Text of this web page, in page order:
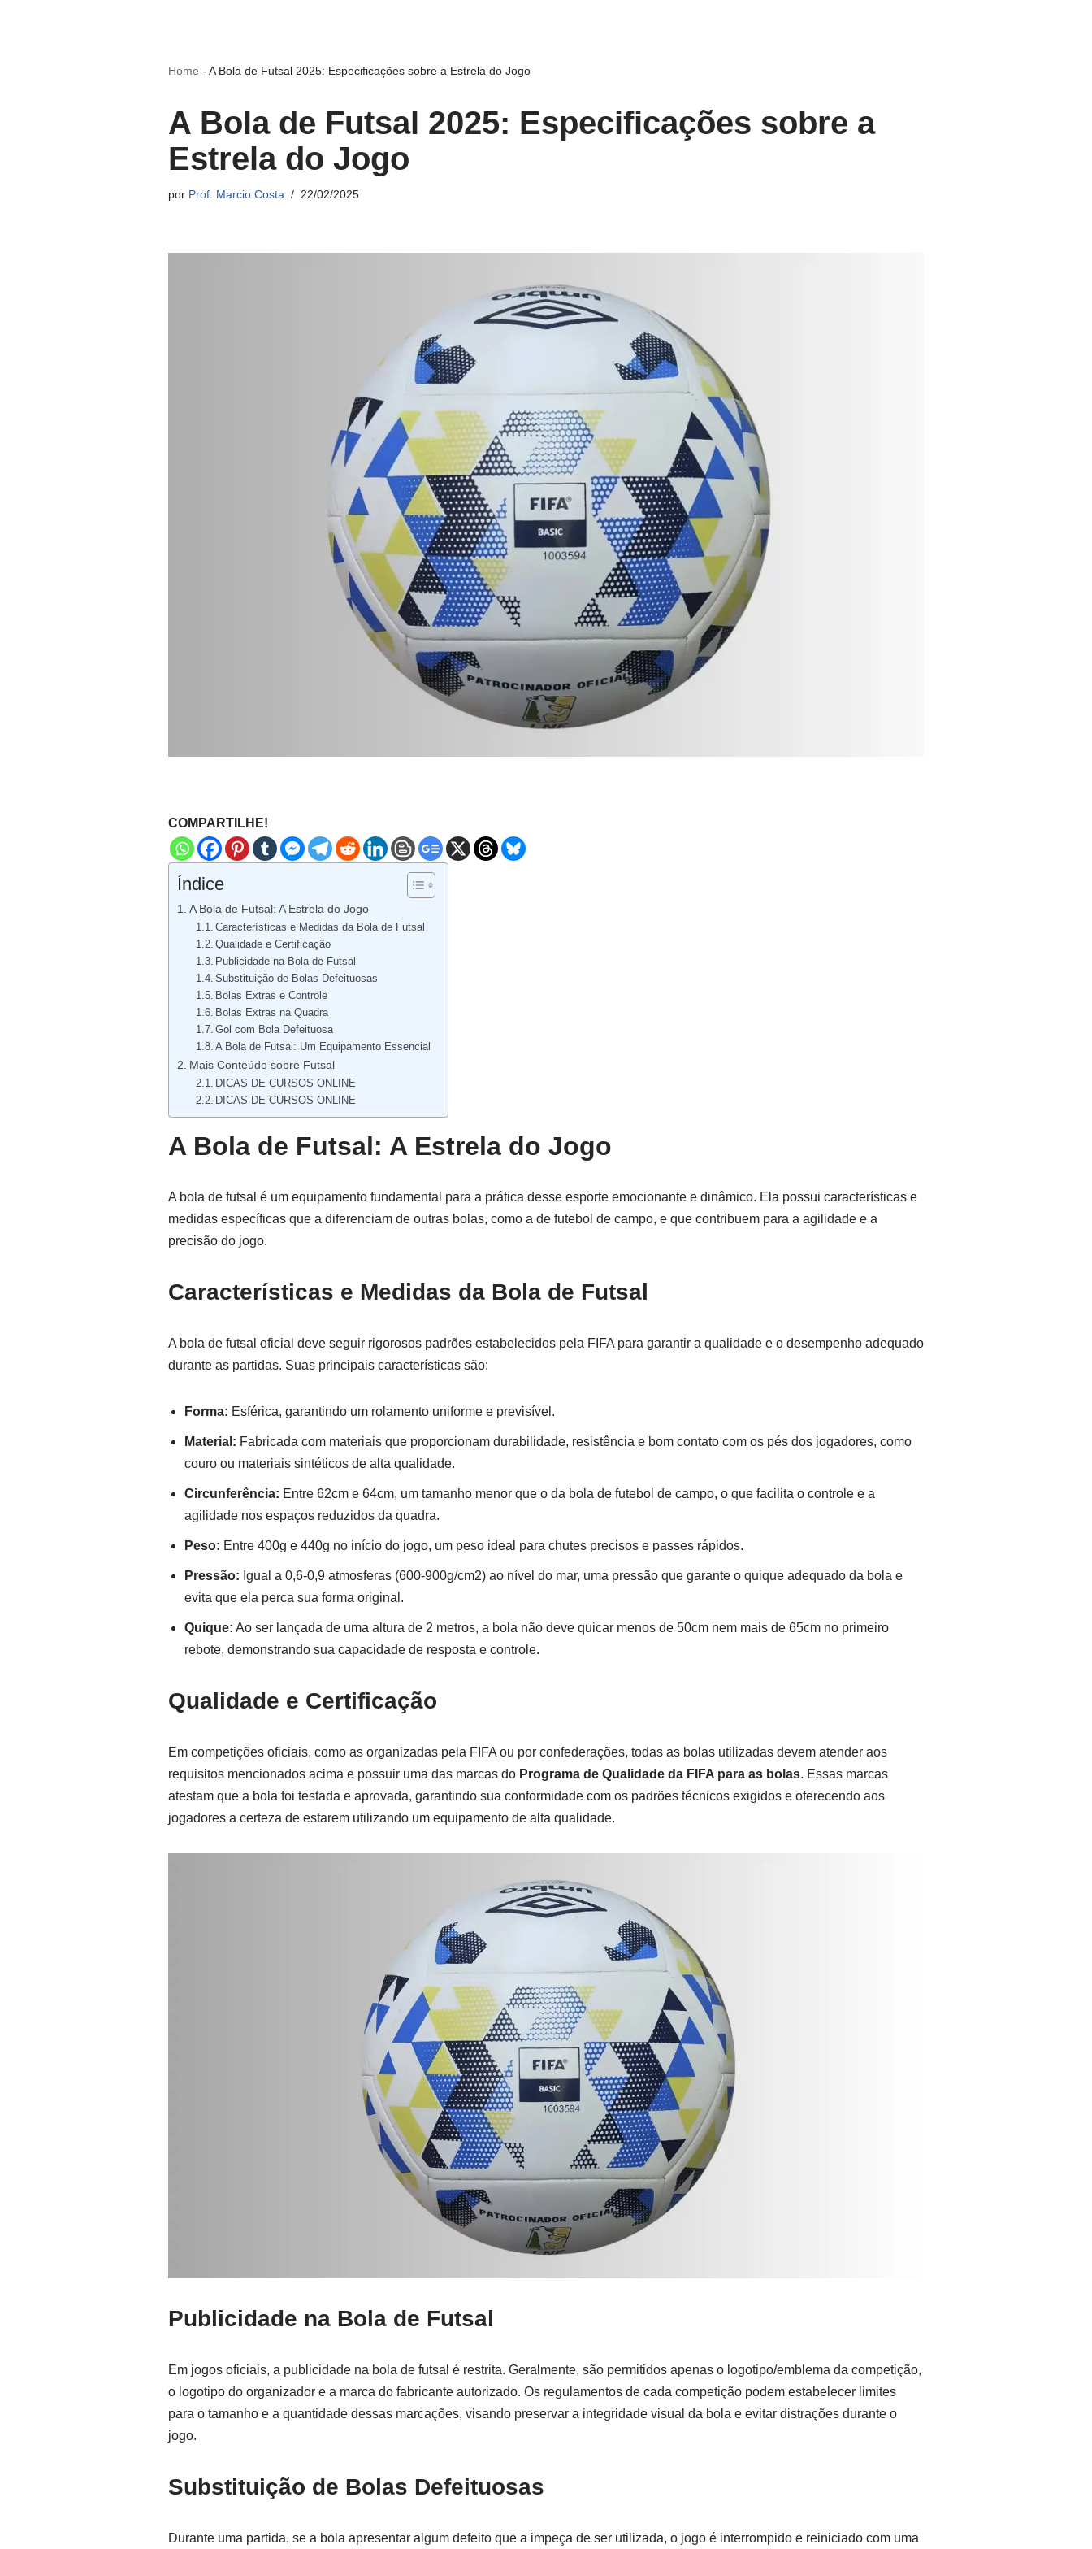
Home - A Bola de Futsal 2025: Especificações sobre a Estrela do Jogo
A Bola de Futsal 2025: Especificações sobre a
Estrela do Jogo
por Prof. Marcio Costa 22/02/2025
COMPARTILHE!
Índice
A Bola de Futsal: A Estrela do Jogo
Características e Medidas da Bola de Futsal
Qualidade e Certificação
Publicidade na Bola de Futsal
Substituição de Bolas Defeituosas
Bolas Extras e Controle
Bolas Extras na Quadra
Gol com Bola Defeituosa
A Bola de Futsal: Um Equipamento Essencial
Mais Conteúdo sobre Futsal
DICAS DE CURSOS ONLINE
DICAS DE CURSOS ONLINE
A Bola de Futsal: A Estrela do Jogo
A bola de futsal é um equipamento fundamental para a prática desse esporte emocionante e dinâmico. Ela possui características e
medidas específicas que a diferenciam de outras bolas, como a de futebol de campo, e que contribuem para a agilidade e a
precisão do jogo.
Características e Medidas da Bola de Futsal
A bola de futsal oficial deve seguir rigorosos padrões estabelecidos pela FIFA para garantir a qualidade e o desempenho adequado
durante as partidas. Suas principais características são:
Forma: Esférica, garantindo um rolamento uniforme e previsível.
Material: Fabricada com materiais que proporcionam durabilidade, resistência e bom contato com os pés dos jogadores, como
couro ou materiais sintéticos de alta qualidade.
Circunferência: Entre 62cm e 64cm, um tamanho menor que o da bola de futebol de campo, o que facilita o controle e a
agilidade nos espaços reduzidos da quadra.
Peso: Entre 400g e 440g no início do jogo, um peso ideal para chutes precisos e passes rápidos.
Pressão: Igual a 0,6-0,9 atmosferas (600-900g/cm2) ao nível do mar, uma pressão que garante o quique adequado da bola e
evita que ela perca sua forma original.
Quique: Ao ser lançada de uma altura de 2 metros, a bola não deve quicar menos de 50cm nem mais de 65cm no primeiro
rebote, demonstrando sua capacidade de resposta e controle.
Qualidade e Certificação
Em competições oficiais, como as organizadas pela FIFA ou por confederações, todas as bolas utilizadas devem atender aos
requisitos mencionados acima e possuir uma das marcas do Programa de Qualidade da FIFA para as bolas. Essas marcas
atestam que a bola foi testada e aprovada, garantindo sua conformidade com os padrões técnicos exigidos e oferecendo aos
jogadores a certeza de estarem utilizando um equipamento de alta qualidade.
Publicidade na Bola de Futsal
Em jogos oficiais, a publicidade na bola de futsal é restrita. Geralmente, são permitidos apenas o logotipo/emblema da competição,
o logotipo do organizador e a marca do fabricante autorizado. Os regulamentos de cada competição podem estabelecer limites
para o tamanho e a quantidade dessas marcações, visando preservar a integridade visual da bola e evitar distrações durante o
jogo.
Substituição de Bolas Defeituosas
Durante uma partida, se a bola apresentar algum defeito que a impeça de ser utilizada, o jogo é interrompido e reiniciado com uma